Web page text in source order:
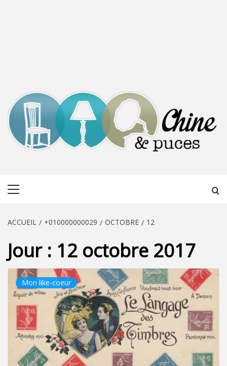
ACCUEIL +010000000029 OCTOBRE 12
Jour : 12 octobre 2017
Mon like-coeur